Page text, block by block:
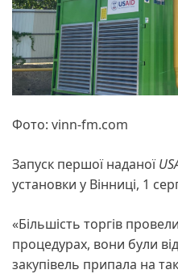
Фото: vinn-fm.com
Запуск першої наданої
установки у Вінниці, 1
«Більшість торгів
процедурах, вони були
закупівель припала на так